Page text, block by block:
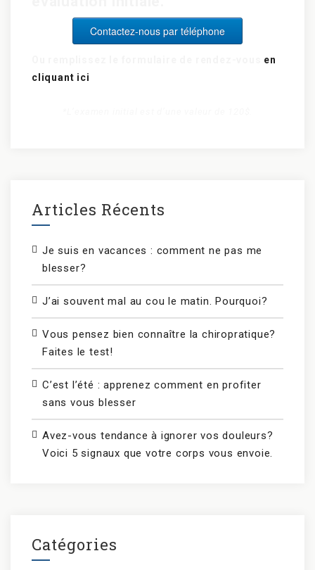
Contactez-nous par téléphone
en
cliquant ici
Articles Récents
Je suis en vacances : comment ne pas me
blesser?
J’ai souvent mal au cou le matin. Pourquoi?
Vous pensez bien connaître la chiropratique?
Faites le test!
C’est l’été : apprenez comment en profiter
sans vous blesser
Avez-vous tendance à ignorer vos douleurs?
Voici 5 signaux que votre corps vous envoie.
Catégories